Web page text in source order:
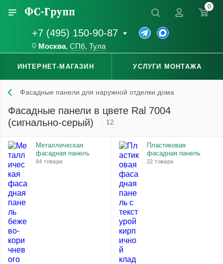
+7 (495) 150-90-87
Москва, СПб, Тула
0
ИНТЕРНЕТ-МАГАЗИН УСЛУГИ МОНТАЖА
Фасадные панели для наружной отделки дома
Фасадные панели в цвете Ral 7004
(сигнально-серый)
12
Металлическая
фасадная панель
64 товара
Пластиковая
фасадная панель
22 товара